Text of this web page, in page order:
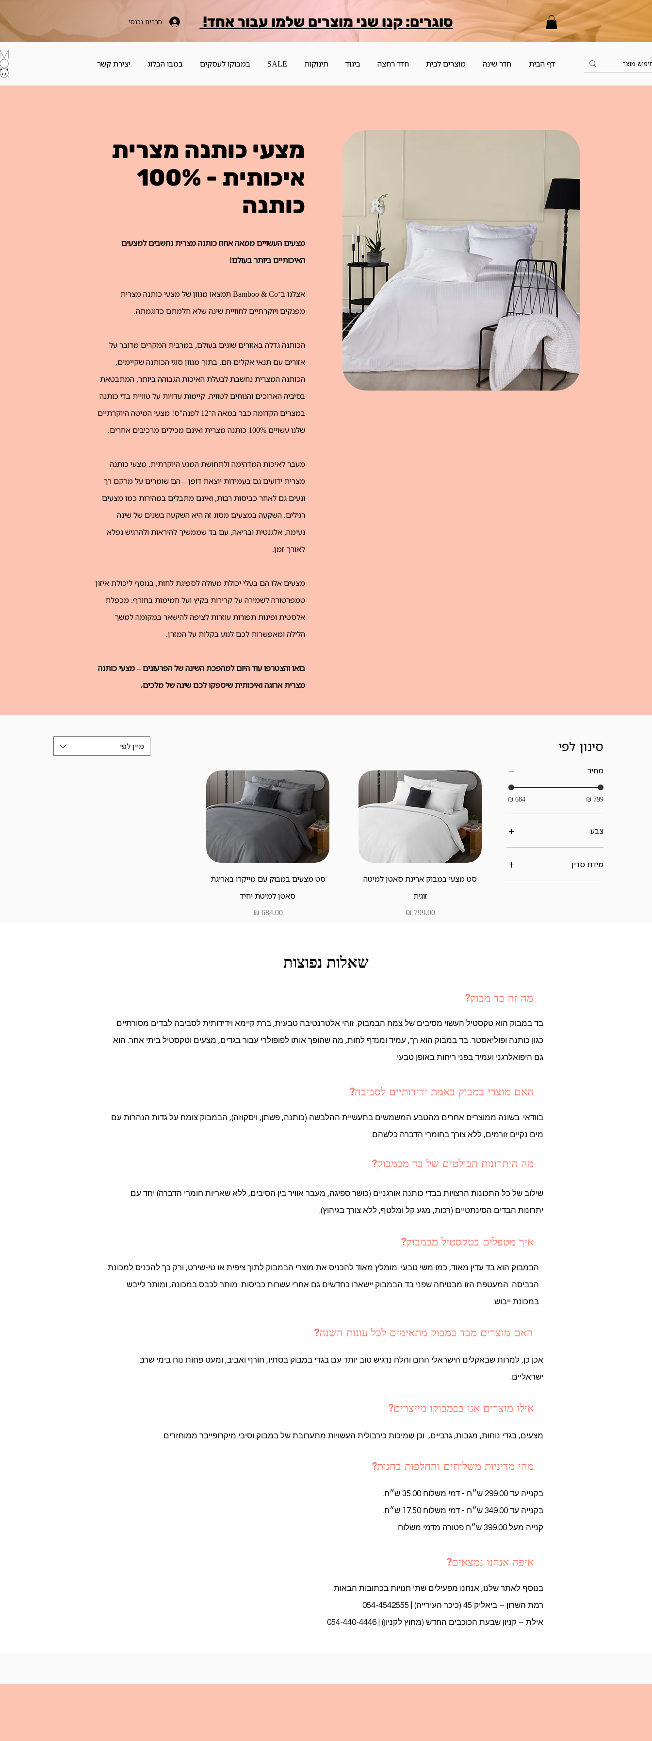
חברים נכנסים כאן סוגרים: קנו שני מוצרים שלמו עבור אחד!
דף הבית חדר שינה מוצרים לבית חדר רחצה ביגוד תינוקות SALE במבוקו לעסקים במבו הבלוג יצירת קשר
מצעי כותנה מצרית
איכותית - 100%
כותנה
מצעים העשויים ממאה אחוז כותנה מצרית נחשבים למצעים
האיכותיים ביותר בעולם!
אצלנו ב־Bamboo & Co תמצאו מגוון של מצעי כותנה מצרית
מפנקים ויוקרתיים לחוויית שינה שלא חלמתם כדוגמתה.
הכותנה גדלה באזורים שונים בעולם, במרבית המקרים מדובר על
אזורים עם תנאי אקלים חם. בתוך מגוון סוגי הכותנה שקיימים,
הכותנה המצרית נחשבת לבעלת האיכות הגבוהה ביותר, המתבטאת
בסיביה הארוכים והנוחים לטוויה. קיימות עדויות על טוויית בדי כותנה
במצרים הקדומה כבר במאה ה־12 לפנה"ס! מצעי המיטה היוקרתיים
שלנו עשויים 100% כותנה מצרית ואינם מכילים מרכיבים אחרים.
מעבר לאיכות המדהימה ולתחושת המגע היוקרתית, מצעי כותנה
מצרית ידועים גם בעמידות יוצאת דופן – הם שומרים על מרקם רך
ונעים גם לאחר כביסות רבות, ואינם מתבלים במהירות כמו מצעים
רגילים. השקעה במצעים מסוג זה היא השקעה בשנים של שינה
נעימה, אלגנטית ובריאה, עם בד שממשיך להיראות ולהרגיש נפלא
לאורך זמן.
מצעים אלו הם בעלי יכולת מעולה לספיגת לחות, בנוסף ליכולת איזון
טמפרטורה לשמירה על קרירות בקיץ ועל חמימות בחורף. מכפלת
אלסטית ופינות תפורות עוזרות לציפה להישאר במקומה למשך
הלילה ומאפשרות לכם לנוע בקלות על המזרן.
בואו והצטרפו עוד היום למהפכת השינה של הפרעונים – מצעי כותנה
מצרית ארוגה ואיכותית שיספקו לכם שינה של מלכים.
סינון לפי
מחיר
צבע
מידת סדין
160X200
מיין לפי
סט מצעי במבוק אריגת סאטן למיטה
זוגית
מחיר‏799.00 ‏₪
סט מצעים במבוק עם מייקרו באריגת
סאטן למיטת יחיד
מחיר‏684.00 ‏₪
שאלות נפוצות
מה זה בד מבוק?
בד במבוק הוא טקסטיל העשוי מסיבים של צמח הבמבוק. זוהי אלטרנטיבה טבעית, ברת קיימא וידידותית לסביבה לבדים מסורתיים
כגון כותנה ופוליאסטר. בד במבוק הוא רך, עמיד ומנדף לחות, מה שהופך אותו לפופולרי עבור בגדים, מצעים וטקסטיל ביתי אחר. הוא
גם היפואלרגני ועמיד בפני ריחות באופן טבעי.
האם מוצרי במבוק באמת ידידותיים לסביבה?
בוודאי. בשונה ממוצרים אחרים מהטבע המשמשים בתעשיית ההלבשה (כותנה, פשתן, ויסקוזה), הבמבוק צומח על גדות הנהרות עם
מים נקיים זורמים, ללא צורך בחומרי הדברה כלשהם.
מה היתרונות הבולטים של בד מבמבוק?
שילוב של כל התכונות הרצויות בבדי כותנה אורגניים (כושר ספיגה, מעבר אוויר בין הסיבים, ללא שאריות חומרי הדברה) יחד עם
יתרונות הבדים הסינתטיים (רכות, מגע קל ומלטף, ללא צורך בגיהוץ).
איך מטפלים בטקסטיל מבמבוק?
הבמבוק הוא בד עדין מאוד, כמו משי טבעי. מומלץ מאוד להכניס את מוצרי הבמבוק לתוך ציפית או טי-שירט, ורק כך להכניס למכונת
הכביסה. המעטפת הזו מבטיחה שפני בד הבמבוק יישארו כחדשים גם אחרי עשרות כביסות. מותר לכבס במכונה, ומותר לייבש
במכונת ייבוש.
האם מוצרים מבד במבוק מתאימים לכל עונות השנה?
אכן כן, למרות שבאקלים הישראלי החם והלח נרגיש טוב יותר עם בגדי במבוק בסתיו, חורף ואביב, ומעט פחות נוח בימי שרב
ישראליים.
אילו מוצרים אנו בבמבוקו מייצרים?
מצעים, בגדי נוחות, מגבות, גרביים, וכן שמיכות כירבולית העשויות מתערובת של במבוק וסיבי מיקרופייבר ממוחזרים.
מהי מדיניות משלוחים והחלפות בחנות?
בקנייה עד 299.00 ש״ח - דמי משלוח 35.00 ש״ח.
בקנייה עד 349.00 ש״ח - דמי משלוח 17.50 ש״ח.
קנייה מעל 399.00 ש״ח פטורה מדמי משלוח.
איפה אנחנו נמצאים?
בנוסף לאתר שלנו, אנחנו מפעילים שתי חנויות בכתובות הבאות:
רמת השרון – ביאליק 45 (כיכר העירייה) | 054-4542555
אילת – קניון שבעת הכוכבים החדש (מחוץ לקניון) | 054-440-4446